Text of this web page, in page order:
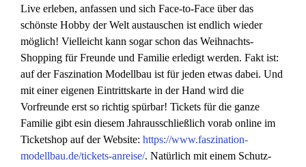
Live erleben, anfassen und sich Face-to-Face über das
schönste Hobby der Welt austauschen ist endlich wieder
möglich! Vielleicht kann sogar schon das Weihnachts-
Shopping für Freunde und Familie erledigt werden. Fakt ist:
auf der Faszination Modellbau ist für jeden etwas dabei. Und
mit einer eigenen Eintrittskarte in der Hand wird die
Vorfreunde erst so richtig spürbar! Tickets für die ganze
Familie gibt esin diesem Jahrausschließlich vorab online im
Ticketshop auf der Website: https://www.faszination-
modellbau.de/tickets-anreise/. Natürlich mit einem Schutz-